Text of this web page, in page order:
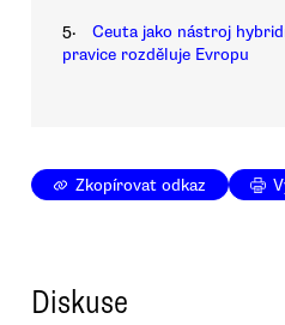
5.
Ceuta jako nástroj
pravice rozděluje Evropu
Zkopírovat odkaz
Diskuse